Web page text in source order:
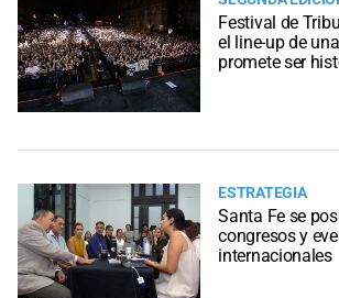
Festival de
el line-up de
promete ser
ESTRATEGIA
Santa Fe se
congresos y
internacionales